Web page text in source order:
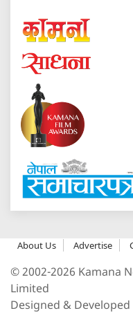
About Us Advertise
© 2002-2026 Kamana
Limited
Designed & Developed